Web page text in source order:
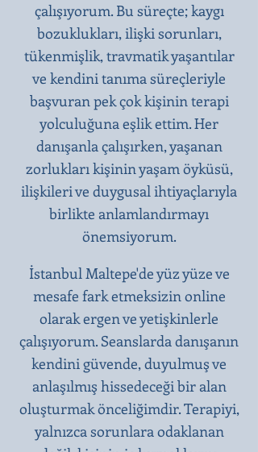
çalışıyorum. Bu süreçte; kaygı
bozuklukları, ilişki sorunları,
tükenmişlik, travmatik yaşantılar
ve kendini tanıma süreçleriyle
başvuran pek çok kişinin terapi
yolculuğuna eşlik ettim. Her
danışanla çalışırken, yaşanan
zorlukları kişinin yaşam öyküsü,
ilişkileri ve duygusal ihtiyaçlarıyla
birlikte anlamlandırmayı
önemsiyorum.
İstanbul Maltepe'de yüz yüze ve
mesafe fark etmeksizin online
olarak ergen ve yetişkinlerle
çalışıyorum. Seanslarda danışanın
kendini güvende, duyulmuş ve
anlaşılmış hissedeceği bir alan
oluşturmak önceliğimdir. Terapiyi,
yalnızca sorunlara odaklanan